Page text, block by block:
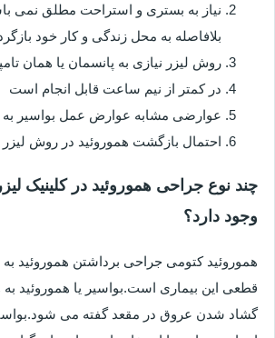
نیاز به بستری و استراحت مطلق نمی
بلافاصله به محل زندگی و کار خود
روش لیزر نیازی به پانسمان یا همان
در کمتر از نیم ساعت قابل انجام است
عوارضی مشابه عوارض عمل بواسیر به
احتمال بازگشت هموروئید در روش لیزر
چند نوع جراحی هموروئید در کلینیک
وجود دارد؟
هموروئید کتومی جراحی برداشتن هموروئید
قطعی این بیماری است.بواسیر یا هموروئید
گشاد شدن عروق در مقعد گفته می